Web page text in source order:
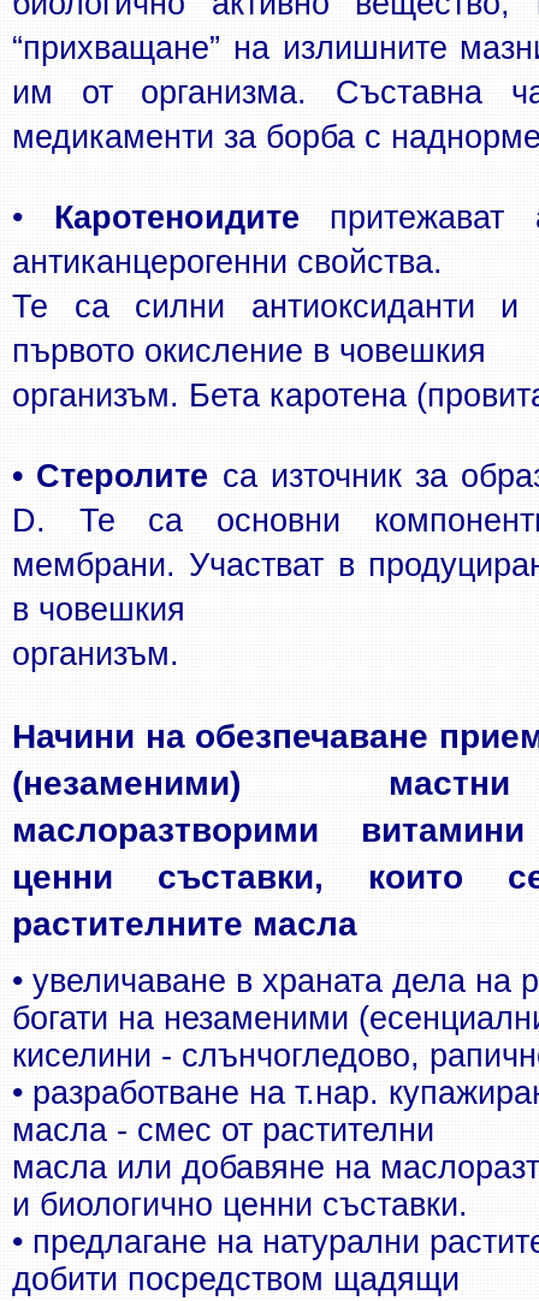
“прихващане” на излишните
им от организма. Съставна
медикаменти за борба с
• Каротеноидите притежават
антиканцерогенни свойства.
Те са силни антиоксиданти
първото окисление в човешкия
организъм. Бета каротена
• Стеролите са източник за
D. Те са основни
мембрани. Участват в
в човешкия
организъм.
Начини на обезпечаване
(незаменими)
маслоразтворими
ценни съставки, които
растителните масла
• увеличаване в храната дела на
богати на незаменими
киселини - слънчогледово,
• разработване на т.нар.
масла - смес от растителни
масла или добавяне на
и биологично ценни съставки.
• предлагане на натурални
добити посредством щадящи